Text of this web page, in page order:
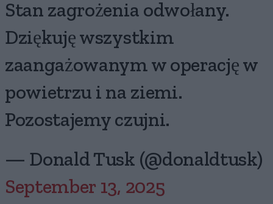
Stan zagrożenia odwołany.
Dziękuję wszystkim
zaangażowanym w operację w
powietrzu i na ziemi.
Pozostajemy czujni.
— Donald Tusk (@donaldtusk)
September 13, 2025